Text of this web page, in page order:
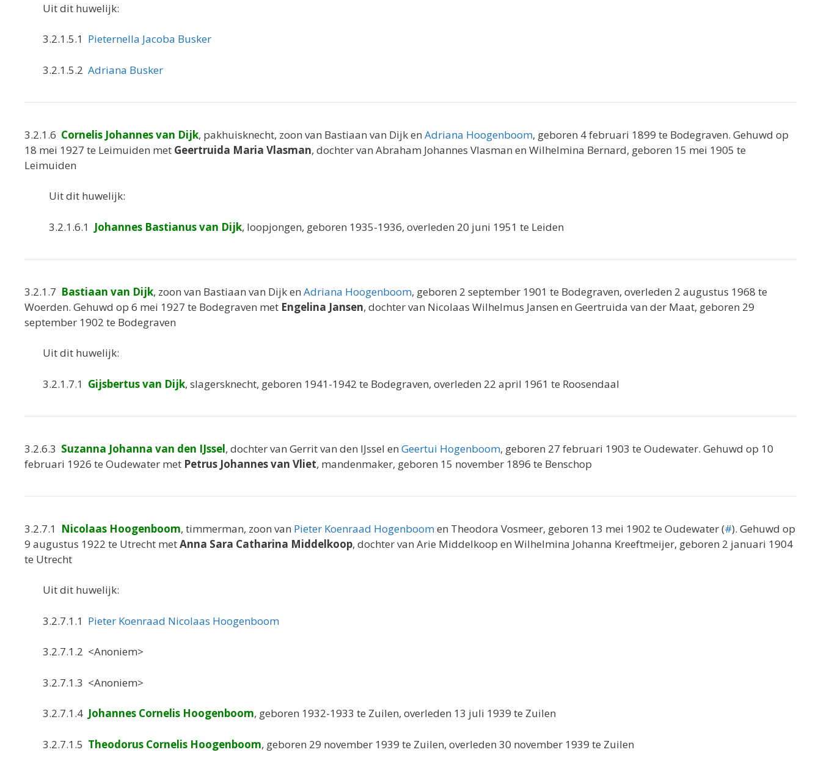
Uit dit huwelijk:
3.2.1.5.1 Pieternella Jacoba Busker
3.2.1.5.2 Adriana Busker
3.2.1.6 Cornelis Johannes van Dijk, pakhuisknecht, zoon van Bastiaan van Dijk en Adriana Hoogenboom, geboren 4 februari 1899 te Bodegraven. Gehuwd op
18 mei 1927 te Leimuiden met Geertruida Maria Vlasman, dochter van Abraham Johannes Vlasman en Wilhelmina Bernard, geboren 15 mei 1905 te
Leimuiden
Uit dit huwelijk:
3.2.1.6.1 Johannes Bastianus van Dijk, loopjongen, geboren 1935-1936, overleden 20 juni 1951 te Leiden
3.2.1.7 Bastiaan van Dijk, zoon van Bastiaan van Dijk en Adriana Hoogenboom, geboren 2 september 1901 te Bodegraven, overleden 2 augustus 1968 te
Woerden. Gehuwd op 6 mei 1927 te Bodegraven met Engelina Jansen, dochter van Nicolaas Wilhelmus Jansen en Geertruida van der Maat, geboren 29
september 1902 te Bodegraven
Uit dit huwelijk:
3.2.1.7.1 Gijsbertus van Dijk, slagersknecht, geboren 1941-1942 te Bodegraven, overleden 22 april 1961 te Roosendaal
3.2.6.3 Suzanna Johanna van den IJssel, dochter van Gerrit van den IJssel en Geertui Hogenboom, geboren 27 februari 1903 te Oudewater. Gehuwd op 10
februari 1926 te Oudewater met Petrus Johannes van Vliet, mandenmaker, geboren 15 november 1896 te Benschop
3.2.7.1 Nicolaas Hoogenboom, timmerman, zoon van Pieter Koenraad Hogenboomen Theodora Vosmeer, geboren 13 mei 1902 te Oudewater (#). Gehuwd op
9 augustus 1922 te Utrecht metAnna Sara Catharina Middelkoop, dochter van Arie Middelkoop en Wilhelmina Johanna Kreeftmeijer, geboren 2 januari 1904
te Utrecht
Uit dit huwelijk:
3.2.7.1.1 Pieter Koenraad Nicolaas Hoogenboom
3.2.7.1.2 <Anoniem>
3.2.7.1.3 <Anoniem>
3.2.7.1.4 Johannes Cornelis Hoogenboom, geboren 1932-1933 te Zuilen, overleden 13 juli 1939 te Zuilen
3.2.7.1.5 Theodorus Cornelis Hoogenboom, geboren 29 november 1939 te Zuilen, overleden 30 november 1939 te Zuilen